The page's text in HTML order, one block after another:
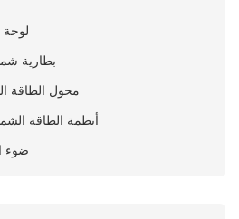
بطارية
محول الطاقة
أنظمة الطاقة
ضوء